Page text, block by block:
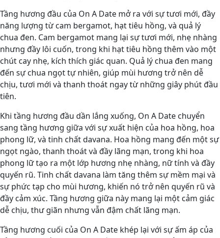
Tầng hương đầu của On A Date mở ra với sự tươi mới, đầy
năng lượng từ cam bergamot, hạt tiêu hồng, và quả lý
chua đen. Cam bergamot mang lại sự tươi mới, nhẹ nhàng
nhưng đầy lôi cuốn, trong khi hạt tiêu hồng thêm vào một
chút cay nhẹ, kích thích giác quan. Quả lý chua đen mang
đến sự chua ngọt tự nhiên, giúp mùi hương trở nên dễ
chịu, tươi mới và thanh thoát ngay từ những giây phút đầu
tiên.
Khi tầng hương đầu dần lắng xuống, On A Date chuyển
sang tầng hương giữa với sự xuất hiện của hoa hồng, hoa
phong lữ, và tinh chất davana. Hoa hồng mang đến một sự
ngọt ngào, thanh thoát và đầy lãng mạn, trong khi hoa
phong lữ tạo ra một lớp hương nhẹ nhàng, nữ tính và đầy
quyến rũ. Tinh chất davana làm tăng thêm sự mềm mại và
sự phức tạp cho mùi hương, khiến nó trở nên quyến rũ và
đầy cảm xúc. Tầng hương giữa này mang lại một cảm giác
dễ chịu, thư giãn nhưng vẫn đậm chất lãng mạn.
Tầng hương cuối của On A Date khép lại với sự ấm áp của